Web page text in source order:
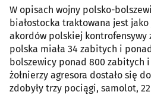
W opisach wojny polsko-
białostocka traktowana jest
akordów polskiej kontrofensywy
polska miała 34 zabitych i
bolszewicy ponad 800 zabitych i
żołnierzy agresora dostało się
zdobyły trzy pociągi, samolot,